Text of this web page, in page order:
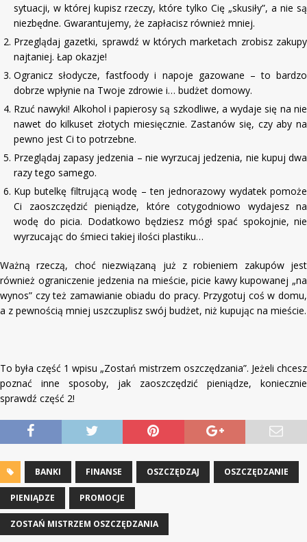
sytuacji, w której kupisz rzeczy, które tylko Cię „skusiły”, a nie są
niezbędne. Gwarantujemy, że zapłacisz również mniej.
Przeglądaj gazetki, sprawdź w których marketach zrobisz zakupy
najtaniej. Łap okazje!
Ogranicz słodycze, fastfoody i napoje gazowane – to bardzo
dobrze wpłynie na Twoje zdrowie i… budżet domowy.
Rzuć nawyki! Alkohol i papierosy są szkodliwe, a wydaje się na nie
nawet do kilkuset złotych miesięcznie. Zastanów się, czy aby na
pewno jest Ci to potrzebne.
Przeglądaj zapasy jedzenia – nie wyrzucaj jedzenia, nie kupuj dwa
razy tego samego.
Kup butelkę filtrującą wodę – ten jednorazowy wydatek pomoże
Ci zaoszczędzić pieniądze, które cotygodniowo wydajesz na
wodę do picia. Dodatkowo będziesz mógł spać spokojnie, nie
wyrzucając do śmieci takiej ilości plastiku…
Ważną rzeczą, choć niezwiązaną już z robieniem zakupów jest
również ograniczenie jedzenia na mieście, picie kawy kupowanej „na
wynos” czy też zamawianie obiadu do pracy. Przygotuj coś w domu,
a z pewnością mniej uszczuplisz swój budżet, niż kupując na mieście.
To była część 1 wpisu „Zostań mistrzem oszczędzania”. Jeżeli chcesz
poznać inne sposoby, jak zaoszczędzić pieniądze, koniecznie
sprawdź część 2!
BANKI FINANSE OSZCZĘDZAJ OSZCZĘDZANIE
PIENIĄDZE PROMOCJE
ZOSTAŃ MISTRZEM OSZCZĘDZANIA